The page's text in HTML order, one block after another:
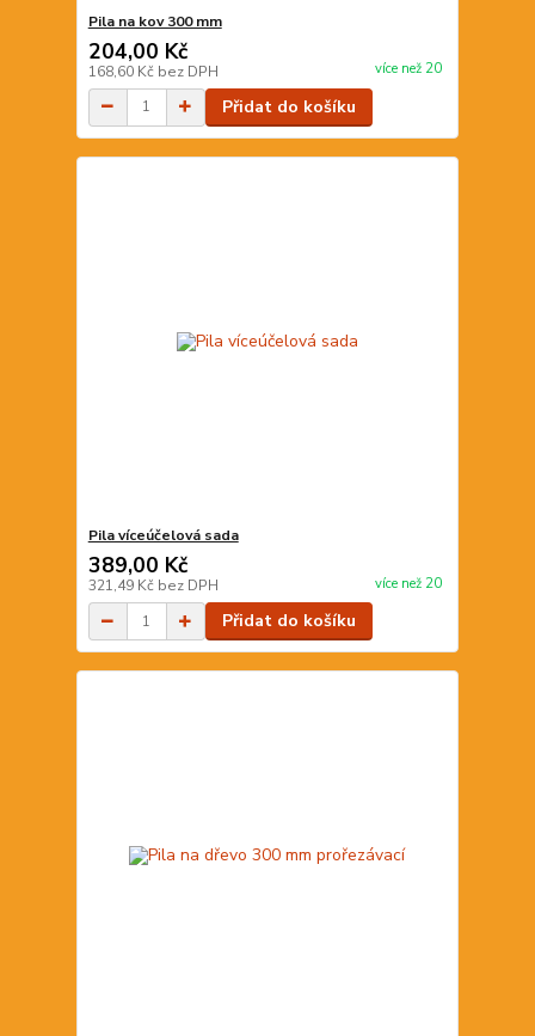
Pila na kov 300 mm
204,00 Kč
168,60 Kč bez DPH více než 20
Přidat do košíku
Pila víceúčelová sada
389,00 Kč
321,49 Kč bez DPH více než 20
Přidat do košíku